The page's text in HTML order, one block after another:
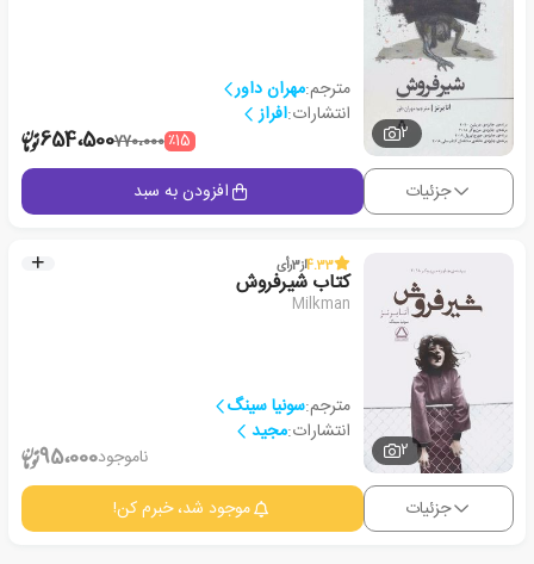
2
مترجم:مهران داور
انتشارات:افراز
٪15770،000654،500
جزئیات افزودن به سبد
2
4.33از3رأی
کتاب شیرفروش
Milkman
مترجم:سونیا سینگ
انتشارات:مجید
ناموجود95،000
جزئیات موجود شد، خبرم کن!